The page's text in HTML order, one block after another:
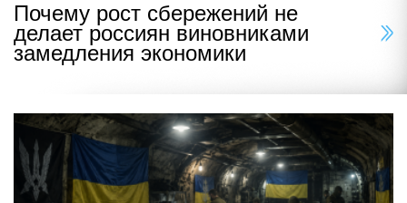
Почему рост сбережений не
делает россиян виновниками
замедления экономики